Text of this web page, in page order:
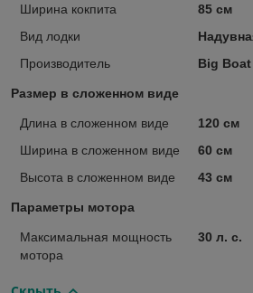
Ширина кокпита
85 см
Вид лодки
Производитель
Big Boat
Размер в сложенном виде
Длина в сложенном виде
120 см
Ширина в сложенном виде
60 см
Высота в сложенном виде
43 см
Параметры мотора
Максимальная мощность
мотора
30 л. с.